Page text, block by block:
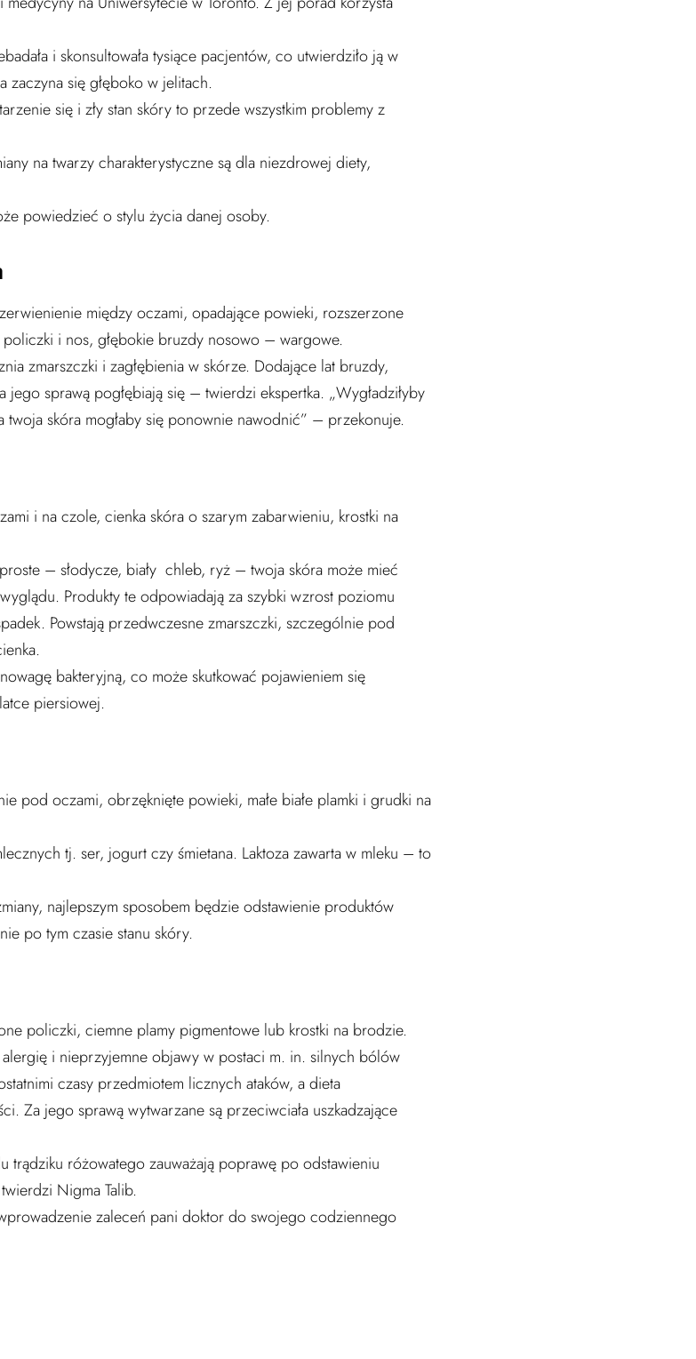
i skonsultowała tysiące pacjentów, co utwierdziło ją w
zaczyna się głęboko w jelitach.⠀⠀⠀⠀⠀⠀⠀⠀⠀
się i zły stan skóry to przede wszystkim problemy z
na twarzy charakterystyczne są dla niezdrowej diety,
powiedzieć o stylu życia danej osoby.⠀⠀⠀⠀⠀⠀⠀⠀⠀
między oczami, opadające powieki, rozszerzone
i nos, głębokie bruzdy nosowo – wargowe.
zmarszczki i zagłębienia w skórze. Dodające lat bruzdy,
sprawą pogłębiają się – twierdzi ekspertka. „Wygładziłyby
twoja skóra mogłaby się ponownie nawodnić” – przekonuje.
i na czole, cienka skóra o szarym zabarwieniu, krostki na
– słodycze, biały chleb, ryż – twoja skóra może mieć
Produkty te odpowiadają za szybki wzrost poziomu
Powstają przedwczesne zmarszczki, szczególnie pod
bakteryjną, co może skutkować pojawieniem się
piersiowej.
pod oczami, obrzęknięte powieki, małe białe plamki i grudki na
tj. ser, jogurt czy śmietana. Laktoza zawarta w mleku – to
najlepszym sposobem będzie odstawienie produktów
po tym czasie stanu skóry.
policzki, ciemne plamy pigmentowe lub krostki na brodzie.
i nieprzyjemne objawy w postaci m. in. silnych bólów
czasy przedmiotem licznych ataków, a dieta
Za jego sprawą wytwarzane są przeciwciała uszkadzające
różowatego zauważają poprawę po odstawieniu
Nigma Talib.
zaleceń pani doktor do swojego codziennego